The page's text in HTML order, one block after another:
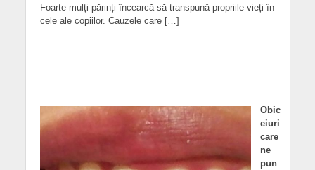
Foarte mulți părinți încearcă să transpună propriile vieți în
cele ale copiilor. Cauzele care […]
Obic
eiuri
care
ne
pun